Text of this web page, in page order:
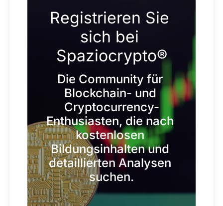
Registrieren Sie
sich bei
Spaziocrypto®
Die Community für
Blockchain- und
Cryptocurrency-
Enthusiasten, die nach
kostenlosen
Bildungsinhalten und
detaillierten Analysen
suchen.